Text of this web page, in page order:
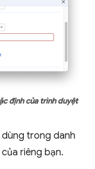
định của trình duyệt
trong danh
riêng bạn.